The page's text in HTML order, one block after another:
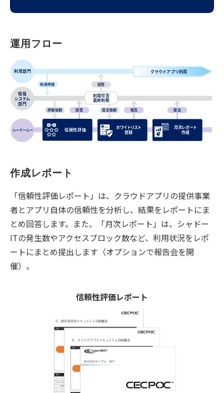
運用フロー
作成レポート
「信頼性評価レポート」は、クラウドアプリの提供事業
者とアプリ自体の信頼性を分析し、結果をレポートにま
とめ回答します。また、「月次レポート」は、シャドー
ITの発生数やアクセスブロック数など、利用状況をレポ
ートにまとめ提出します（オプションで報告会を開
催）。
信頼性評価レポート